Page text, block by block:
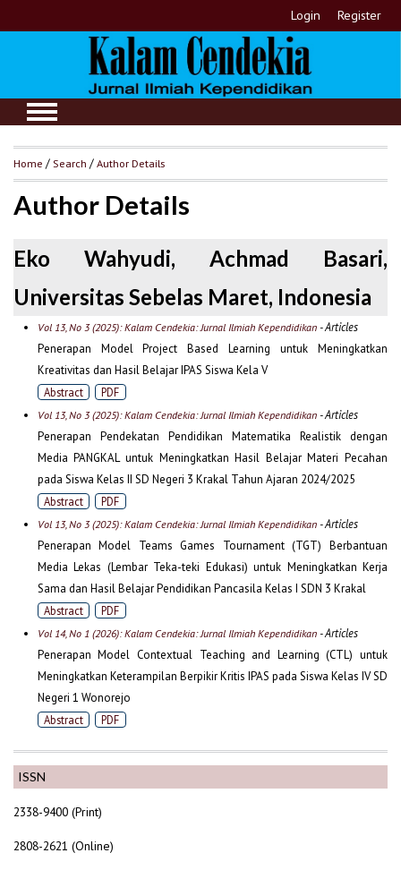
Login Register
ISSN
2338-9400 (Print)
2808-2621 (Online)
Home /Search /Author Details
Author Details
Eko Wahyudi, Achmad Basari,
Universitas Sebelas Maret, Indonesia
Vol 13, No 3 (2025): Kalam Cendekia: Jurnal Ilmiah Kependidikan- Articles
Penerapan Model Project Based Learning untuk Meningkatkan
Kreativitas dan Hasil Belajar IPAS Siswa Kela V
Abstract PDF
Vol 13, No 3 (2025): Kalam Cendekia: Jurnal Ilmiah Kependidikan- Articles
Penerapan Pendekatan Pendidikan Matematika Realistik dengan
Media PANGKAL untuk Meningkatkan Hasil Belajar Materi Pecahan
pada Siswa Kelas II SD Negeri 3 Krakal Tahun Ajaran 2024/2025
Abstract PDF
Vol 13, No 3 (2025): Kalam Cendekia: Jurnal Ilmiah Kependidikan- Articles
Penerapan Model Teams Games Tournament (TGT) Berbantuan
Media Lekas (Lembar Teka-teki Edukasi) untuk Meningkatkan Kerja
Sama dan Hasil Belajar Pendidikan Pancasila Kelas I SDN 3 Krakal
Abstract PDF
Vol 14, No 1 (2026): Kalam Cendekia: Jurnal Ilmiah Kependidikan- Articles
Penerapan Model Contextual Teaching and Learning (CTL) untuk
Meningkatkan Keterampilan Berpikir Kritis IPAS pada Siswa Kelas IV SD
Negeri 1 Wonorejo
Abstract PDF